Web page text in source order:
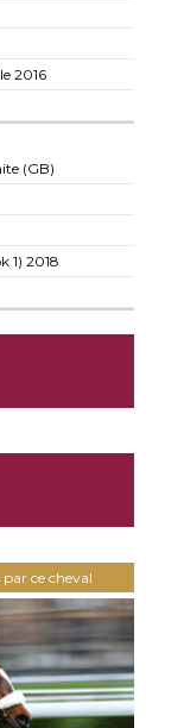
2016
(GB)
1) 2018
ce cheval